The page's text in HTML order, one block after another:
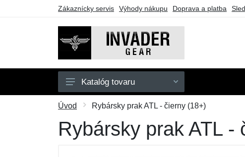
Zákaznícky servis Výhody nákupu Doprava a platba
Pánske
Doplnky
Outdoor
Katalóg tovaru
Úvod Rybársky prak ATL - čierny (18+)
Rybársky prak ATL -